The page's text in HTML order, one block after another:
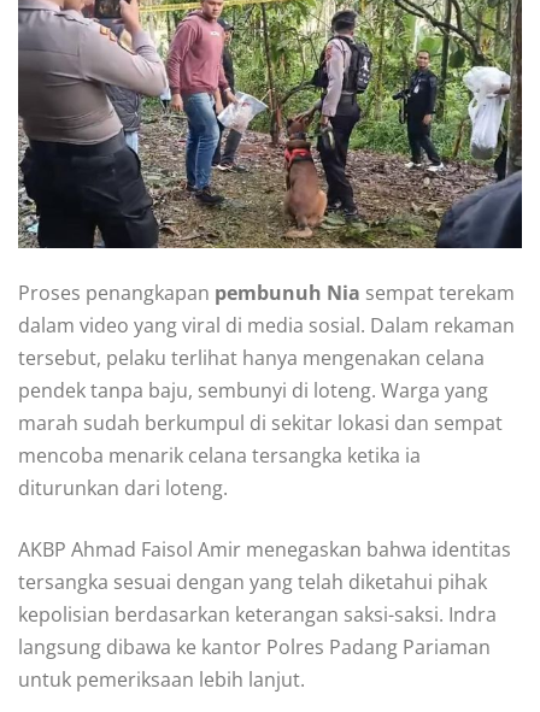
Proses penangkapan pembunuh Nia sempat terekam
dalam video yang viral di media sosial. Dalam rekaman
tersebut, pelaku terlihat hanya mengenakan celana
pendek tanpa baju, sembunyi di loteng. Warga yang
marah sudah berkumpul di sekitar lokasi dan sempat
mencoba menarik celana tersangka ketika ia
diturunkan dari loteng.
AKBP Ahmad Faisol Amir menegaskan bahwa identitas
tersangka sesuai dengan yang telah diketahui pihak
kepolisian berdasarkan keterangan saksi-saksi. Indra
langsung dibawa ke kantor Polres Padang Pariaman
untuk pemeriksaan lebih lanjut.